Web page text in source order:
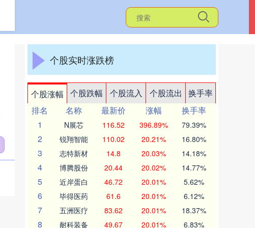
个股实时涨跌榜
个股涨幅 个股跌幅 个股流入 个股流出
换手率
排名
名称 最新价 涨幅
换手率
1
N展芯 116.52 396.89% 79.39%
2 锐翔智能 110.02 20.21% 16.80%
3 志特新材 14.8 20.03% 14.18%
4 博腾股份 20.44 20.02% 14.77%
5 近岸蛋白 46.72 20.01% 5.62%
6 毕得医药 61.6 20.01% 6.12%
7 五洲医疗 83.62 20.01% 18.37%
8 耐科装备 49.67 20.01% 6.83%